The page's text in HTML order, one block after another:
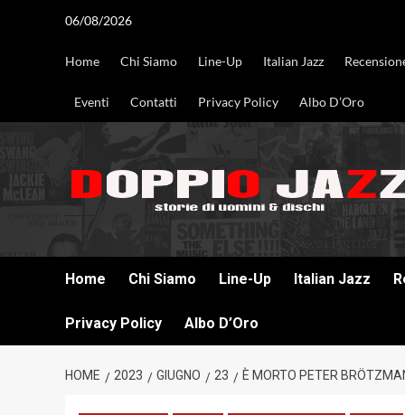
06/08/2026
Home Chi Siamo Line-Up Italian Jazz
Eventi Contatti Privacy Policy Albo D’Oro
Home Chi Siamo Line-Up Italian Jazz
Privacy Policy Albo D’Oro
HOME 2023 GIUGNO 23 È MORTO PETER